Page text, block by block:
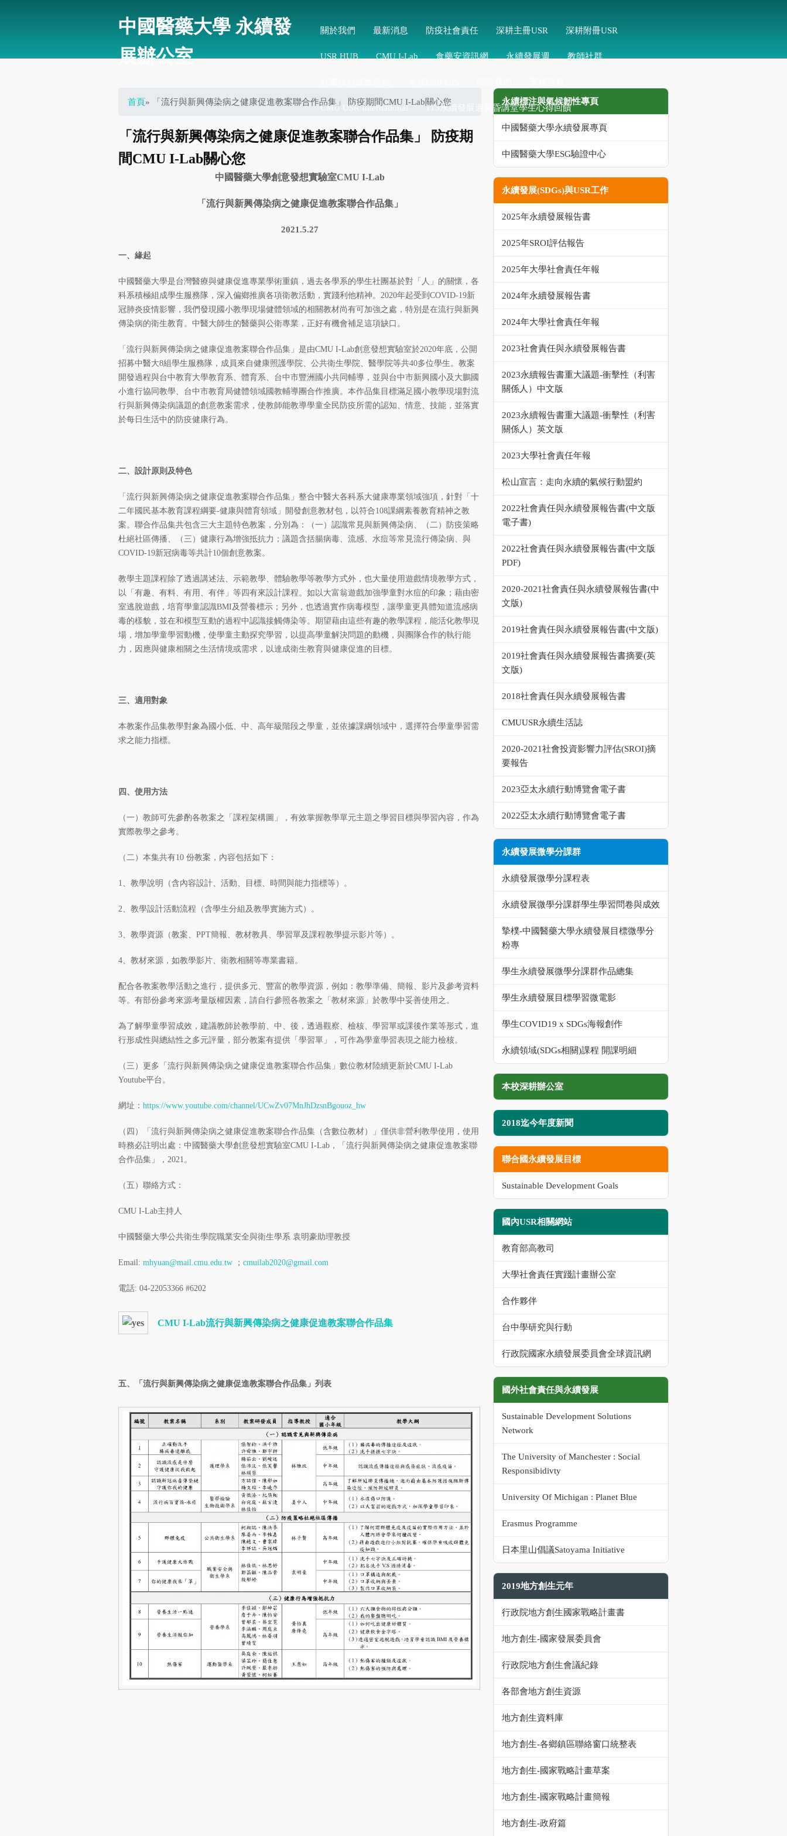
中國醫藥大學 永續發
展辦公室
關於我們 最新消息 防疫社會責任 深耕主冊USR 深耕附冊USR
USR HUB CMU I-Lab 食藥安資訊網 永續發展週 教師社群
CMU USR International 113永續發展週黃昏講堂學生心得回饋
您在這裡
首頁» 「流行與新興傳染病之健康促進教案聯合作品集」 防疫期間CMU I-Lab關心您
「流行與新興傳染病之健康促進教案聯合作品集」 防疫期
間CMU I-Lab關心您
中國醫藥大學創意發想實驗室CMU I-Lab
「流行與新興傳染病之健康促進教案聯合作品集」
2021.5.27
一、緣起
中國醫藥大學是台灣醫療與健康促進專業學術重鎮，過去各學系的學生社團基於對「人」的關懷，各
科系積極組成學生服務隊，深入偏鄉推廣各項衛教活動，實踐利他精神。2020年起受到COVID-19新
冠肺炎疫情影響，我們發現國小教學現場健體領域的相關教材尚有可加強之處，特別是在流行與新興
傳染病的衛生教育。中醫大師生的醫藥與公衛專業，正好有機會補足這項缺口。
「流行與新興傳染病之健康促進教案聯合作品集」是由CMU I-Lab創意發想實驗室於2020年底，公開
招募中醫大8組學生服務隊，成員來自健康照護學院、公共衛生學院、醫學院等共40多位學生。教案
開發過程與台中教育大學教育系、體育系、台中市豐洲國小共同輔導，並與台中市新興國小及大鵬國
小進行協同教學、台中市教育局健體領域國教輔導團合作推廣。本作品集目標滿足國小教學現場對流
行與新興傳染病議題的創意教案需求，使教師能教導學童全民防疫所需的認知、情意、技能，並落實
於每日生活中的防疫健康行為。
二、設計原則及特色
「流行與新興傳染病之健康促進教案聯合作品集」整合中醫大各科系大健康專業領域強項，針對「十
二年國民基本教育課程綱要-健康與體育領域」開發創意教材包，以符合108課綱素養教育精神之教
案。聯合作品集共包含三大主題特色教案，分別為：（一）認識常見與新興傳染病、（二）防疫策略
杜絕社區傳播、（三）健康行為增強抵抗力；議題含括腸病毒、流感、水痘等常見流行傳染病、與
COVID-19新冠病毒等共計10個創意教案。
教學主題課程除了透過講述法、示範教學、體驗教學等教學方式外，也大量使用遊戲情境教學方式，
以「有趣、有料、有用、有伴」等四有來設計課程。如以大富翁遊戲加強學童對水痘的印象；藉由密
室逃脫遊戲，培育學童認識BMI及營養標示；另外，也透過實作病毒模型，讓學童更具體知道流感病
毒的樣貌，並在和模型互動的過程中認識接觸傳染等。期望藉由這些有趣的教學課程，能活化教學現
場，增加學童學習動機，使學童主動探究學習，以提高學童解決問題的動機，與團隊合作的執行能
力，因應與健康相關之生活情境或需求，以達成衛生教育與健康促進的目標。
三、適用對象
本教案作品集教學對象為國小低、中、高年級階段之學童，並依據課綱領域中，選擇符合學童學習需
求之能力指標。
四、使用方法
（一）教師可先參酌各教案之「課程架構圖」，有效掌握教學單元主題之學習目標與學習內容，作為
實際教學之參考。
（二）本集共有10 份教案，內容包括如下：
1、教學說明（含內容設計、活動、目標、時間與能力指標等）。
2、教學設計活動流程（含學生分組及教學實施方式）。
3、教學資源（教案、PPT簡報、教材教具、學習單及課程教學提示影片等）。
4、教材來源，如教學影片、衛教相關等專業書籍。
配合各教案教學活動之進行，提供多元、豐富的教學資源，例如：教學準備、簡報、影片及參考資料
等。有部份參考來源考量版權因素，請自行參照各教案之「教材來源」於教學中妥善使用之。
為了解學童學習成效，建議教師於教學前、中、後，透過觀察、檢核、學習單或課後作業等形式，進
行形成性與總結性之多元評量，部分教案有提供「學習單」，可作為學童學習表現之能力檢核。
（三）更多「流行與新興傳染病之健康促進教案聯合作品集」數位教材陸續更新於CMU I-Lab
Youtube平台。
網址： https://www.youtube.com/channel/UCwZv07MnJhDzsnBgouoz_hw
（四）「流行與新興傳染病之健康促進教案聯合作品集（含數位教材）」僅供非營利教學使用，使用
時務必註明出處：中國醫藥大學創意發想實驗室CMU I-Lab，「流行與新興傳染病之健康促進教案聯
合作品集」，2021。
（五）聯絡方式：
CMU I-Lab主持人
中國醫藥大學公共衛生學院職業安全與衛生學系 袁明豪助理教授
Email: mhyuan@mail.cmu.edu.tw ； cmuilab2020@gmail.com
電話: 04-22053366 #6202
CMU I-Lab流行與新興傳染病之健康促進教案聯合作品集
五、「流行與新興傳染病之健康促進教案聯合作品集」列表
永續標注與氣候韌性專頁
中國醫藥大學永續發展專頁
中國醫藥大學ESG驗證中心
永續發展(SDGs)與USR工作
2025年永續發展報告書
2025年SROI評估報告
2025年大學社會責任年報
2024年永續發展報告書
2024年大學社會責任年報
2023社會責任與永續發展報告書
2023永續報告書重大議題-衝擊性（利害
關係人）中文版
2023永續報告書重大議題-衝擊性（利害
關係人）英文版
2023大學社會責任年報
松山宣言：走向永續的氣候行動盟約
2022社會責任與永續發展報告書(中文版
電子書)
2022社會責任與永續發展報告書(中文版
PDF)
2020-2021社會責任與永續發展報告書(中
文版)
2019社會責任與永續發展報告書(中文版)
2019社會責任與永續發展報告書摘要(英
文版)
2018社會責任與永續發展報告書
CMUUSR永續生活誌
2020-2021社會投資影響力評估(SROI)摘
要報告
2023亞太永續行動博覽會電子書
2022亞太永續行動博覽會電子書
永續發展微學分課群
永續發展微學分課程表
永續發展微學分課群學生學習問卷與成效
摯樸-中國醫藥大學永續發展目標微學分
粉專
學生永續發展微學分課群作品總集
學生永續發展目標學習微電影
學生COVID19 x SDGs海報創作
永續領域(SDGs相關)課程 開課明細
本校深耕辦公室
2018迄今年度新聞
聯合國永續發展目標
Sustainable Development Goals
國內USR相關網站
教育部高教司
大學社會責任實踐計畫辦公室
合作夥伴
台中學研究與行動
行政院國家永續發展委員會全球資訊網
國外社會責任與永續發展
Sustainable Development Solutions
Network
The University of Manchester : Social
Responsibidivty
University Of Michigan : Planet Blue
Erasmus Programme
日本里山倡議Satoyama Initiative
2019地方創生元年
行政院地方創生國家戰略計畫書
地方創生-國家發展委員會
行政院地方創生會議紀錄
各部會地方創生資源
地方創生資料庫
地方創生-各鄉鎮區聯絡窗口統整表
地方創生-國家戰略計畫草案
地方創生-國家戰略計畫簡報
地方創生-政府篇